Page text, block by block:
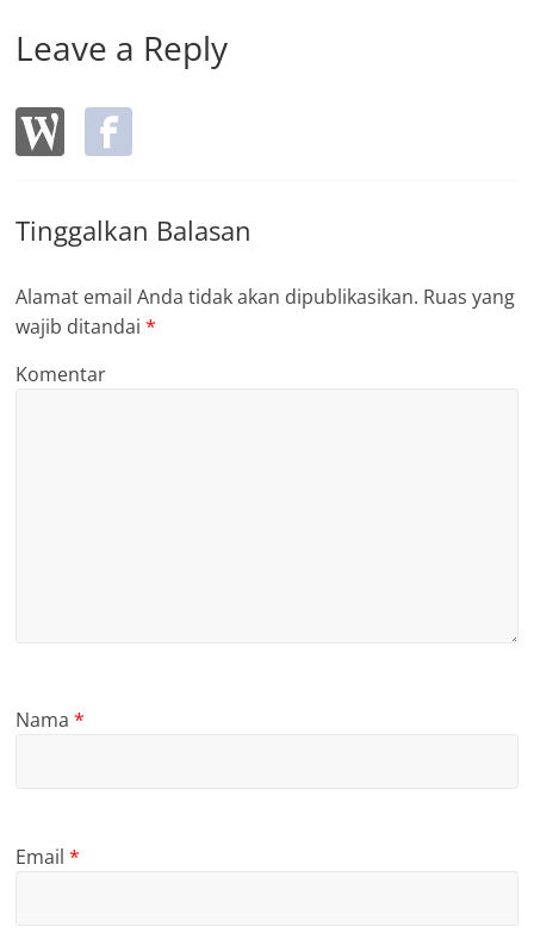
Leave a Reply
Tinggalkan Balasan
Alamat email Anda tidak akan dipublikasikan. Ruas yang
wajib ditandai*
Komentar
Nama*
Email*